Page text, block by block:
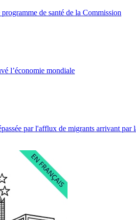
de santé de la Commission
l’économie mondiale
par l'afflux de migrants arrivant par